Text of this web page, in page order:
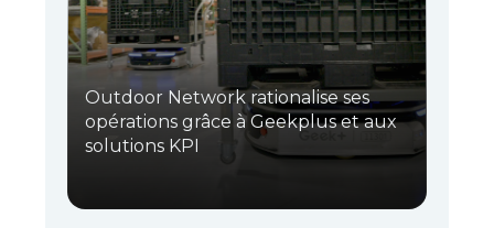
Outdoor Network rationalise ses
opérations grâce à Geekplus et aux
solutions KPI